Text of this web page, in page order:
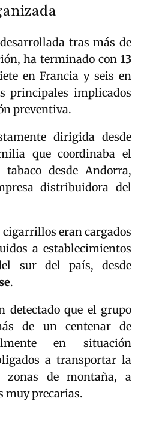
tras más de
ha terminado con 13
en Francia y seis en
principales implicados
preventiva.
dirigida desde
que coordinaba el
desde Andorra,
distribuidora del
cigarrillos eran cargados
a establecimientos
sur del país, desde
.
detectado que el grupo
de un centenar de
en situación
a transportar la
de montaña, a
muy precarias.